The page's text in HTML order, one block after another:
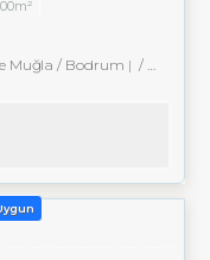
Muğla / Bodrum / Yokuşbaşı Mah.